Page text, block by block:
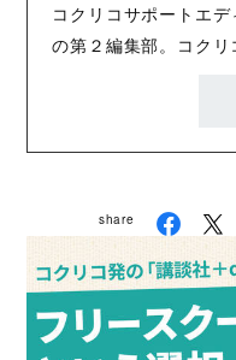
コクリコサポートエ
の第２編集部。コク
ち上げました。子育
https://twitter.com/
https://
share